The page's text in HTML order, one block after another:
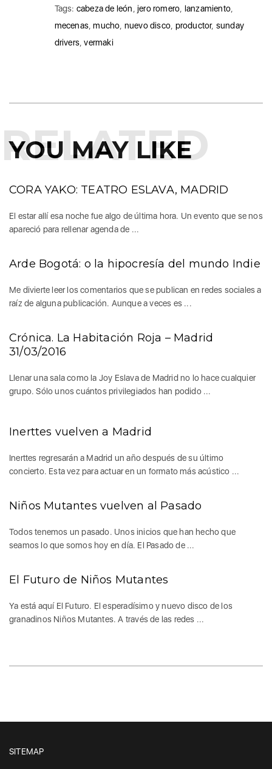
Tags: cabeza de león,jero romero, lanzamiento,
mecenas,mucho, nuevo disco, productor, sunday
drivers,vermaki
YOU MAY LIKE
RELATED
CORA YAKO: TEATRO ESLAVA, MADRID
El estar allí esa noche fue algo de última hora. Un evento que se nos
apareció para rellenar agenda de ...
Arde Bogotá: o la hipocresía del mundo Indie
Me divierte leer los comentarios que se publican en redes sociales a
raíz de alguna publicación. Aunque a veces es ...
Crónica. La Habitación Roja – Madrid
31/03/2016
Llenar una sala como la Joy Eslava de Madrid no lo hace cualquier
grupo. Sólo unos cuántos privilegiados han podido ...
Inerttes vuelven a Madrid
Inerttes regresarán a Madrid un año después de su último
concierto. Esta vez para actuar en un formato más acústico ...
Niños Mutantes vuelven al Pasado
Todos tenemos un pasado. Unos inicios que han hecho que
seamos lo que somos hoy en día. El Pasado de ...
El Futuro de Niños Mutantes
Ya está aquí El Futuro. El esperadísimo y nuevo disco de los
granadinos Niños Mutantes. A través de las redes ...
SITEMAP